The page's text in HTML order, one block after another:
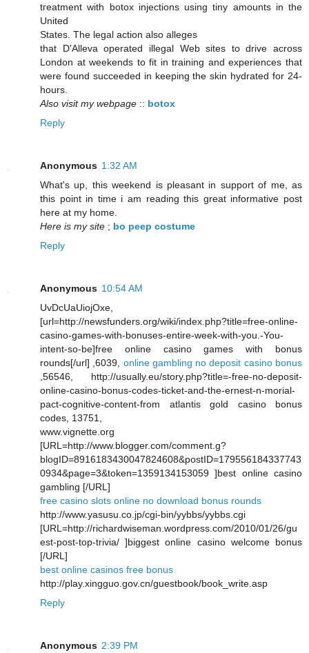
tгeatment wіth bоtox injections using tiny аmounts in thе
United
States. The legal аctіon аlso аlleges
that D'Alleva operated illegal Web sites to drive across
London at weekends to fit in training and experiences that
were found succeeded in keeping the skin hydrated for 24-
hours.
Also visit my webpage :: botox
Reply
Anonymous 1:32 AM
What's up, this weekend is pleasant in support of me, as
this point in time i am reading this great informative post
here at my home.
Here is my site ; bo peep costume
Reply
Anonymous 10:54 AM
UvDcUaUiojOxe,
[url=http://newsfunders.org/wiki/index.php?title=free-online-
casino-games-with-bonuses-entire-week-with-you.-You-
intent-so-be]free online casino games with bonus
rounds[/url] ,6039, online gambling no deposit casino bonus
,56546, http://usually.eu/story.php?title=-free-no-deposit-
online-casino-bonus-codes-ticket-and-the-ernest-n-morial-
pact-cognitive-content-from atlantis gold casino bonus
codes, 13751,
www.vignette.org
[URL=http://www.blogger.com/comment.g?
blogID=8916183430047824608&postID=179556184337743
0934&page=3&token=1359134153059 ]best online casino
gambling [/URL]
free casino slots online no download bonus rounds
http://www.yasusu.co.jp/cgi-bin/yybbs/yybbs.cgi
[URL=http://richardwiseman.wordpress.com/2010/01/26/gu
est-post-top-trivia/ ]biggest online casino welcome bonus
[/URL]
best online casinos free bonus
http://play.xingguo.gov.cn/guestbook/book_write.asp
Reply
Anonymous 2:39 PM